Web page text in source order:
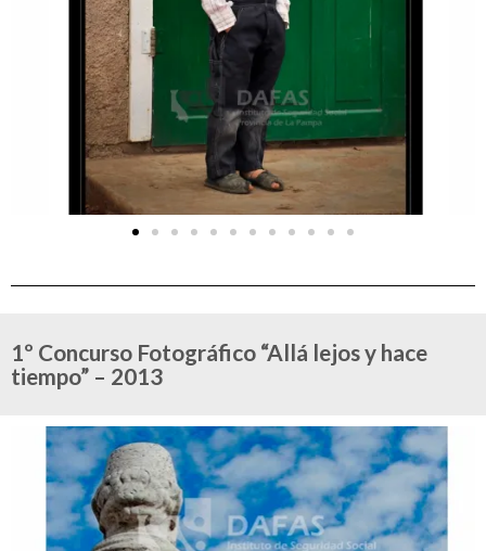
1º Concurso Fotográfico “Allá lejos y hace
tiempo” – 2013